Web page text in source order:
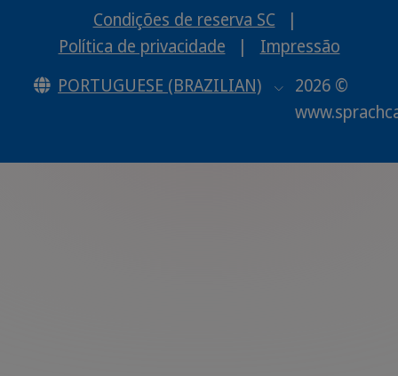
Condições de reserva SC
|
Política de privacidade
|
Impressão
PORTUGUESE (BRAZILIAN)
2026 ©